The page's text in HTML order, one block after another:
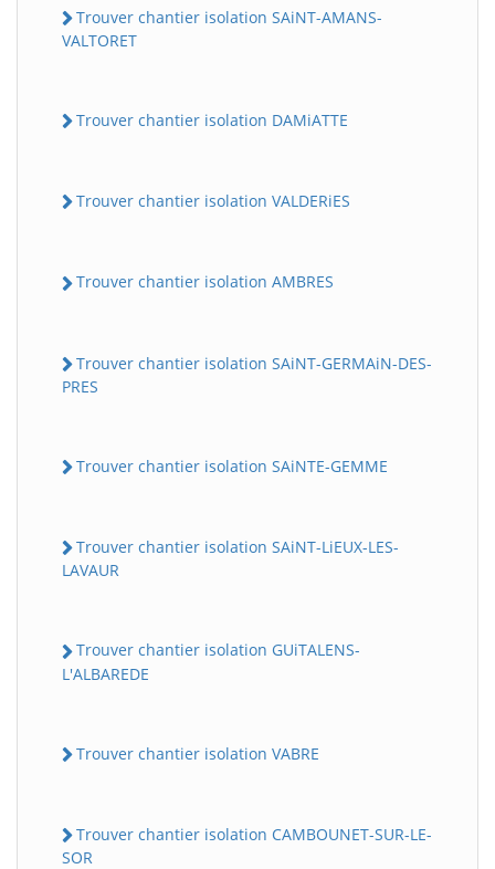
Trouver chantier isolation SAiNT-AMANS-
VALTORET
Trouver chantier isolation DAMiATTE
Trouver chantier isolation VALDERiES
Trouver chantier isolation AMBRES
Trouver chantier isolation SAiNT-GERMAiN-DES-
PRES
Trouver chantier isolation SAiNTE-GEMME
Trouver chantier isolation SAiNT-LiEUX-LES-
LAVAUR
Trouver chantier isolation GUiTALENS-
L'ALBAREDE
Trouver chantier isolation VABRE
Trouver chantier isolation CAMBOUNET-SUR-LE-
SOR